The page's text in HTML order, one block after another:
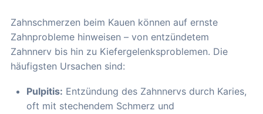
Zahnschmerzen beim Kauen können auf ernste
Zahnprobleme hinweisen – von entzündetem
Zahnnerv bis hin zu Kiefergelenksproblemen. Die
häufigsten Ursachen sind:
Pulpitis: Entzündung des Zahnnervs durch Karies,
oft mit stechendem Schmerz und